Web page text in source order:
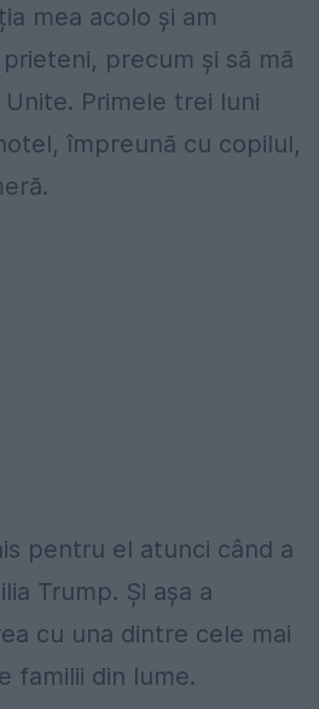
mea acolo și am
precum și să mă
Primele trei luni
împreună cu copilul,
pentru el atunci când a
Trump. Și așa a
cu una dintre cele mai
familii din lume.